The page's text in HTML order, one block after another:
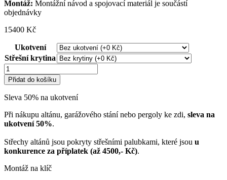
Montáž: Montážní návod a spojovací materiál je součástí
objednávky
15400 Kč
Ukotvení
Střešní krytina
Pergola
Ke
Zdi
724
300
množství
Přidat do košíku
Sleva 50% na ukotvení
Při nákupu altánu, garážového stání nebo pergoly ke zdi, sleva na
ukotvení 50%.
Střechy altánů jsou pokryty střešními palubkami, které jsou u
konkurence za příplatek (až 4500,- Kč).
Montáž na klíč